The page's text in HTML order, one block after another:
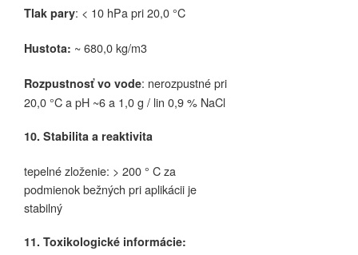
Tlak pary: < 10 hPa pri 20,0 °C
Hustota: ~ 680,0 kg/m3
Rozpustnosť vo vode: nerozpustné pri
20,0 °C a pH ~6 a 1,0 g / lin 0,9 % NaCl
10. Stabilita a reaktivita
tepelné zloženie: > 200 ° C za
podmienok bežných pri aplikácii je
stabilný
11. Toxikologické informácie: